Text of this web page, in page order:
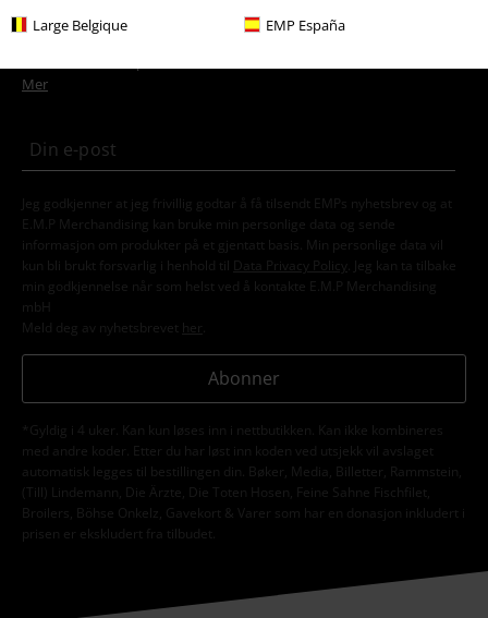
Large Belgique EMP España
Nyhetsbrev
Mer
Jeg godkjenner at jeg frivillig godtar å få tilsendt EMPs nyhetsbrev og at
E.M.P Merchandising kan bruke min personlige data og sende
informasjon om produkter på et gjentatt basis. Min personlige data vil
kun bli brukt forsvarlig i henhold til
Data Privacy Policy
. Jeg kan ta tilbake
min godkjennelse når som helst ved å kontakte E.M.P Merchandising
mbH
Meld deg av nyhetsbrevet her
Abonner
*Gyldig i 4 uker. Kan kun løses inn i nettbutikken. Kan ikke kombineres
med andre koder. Etter du har løst inn koden ved utsjekk vil avslaget
automatisk legges til bestillingen din. Bøker, Media, Billetter, Rammstein,
(Till) Lindemann, Die Ärzte, Die Toten Hosen, Feine Sahne Fischfilet,
Broilers, Böhse Onkelz, Gavekort & Varer som har en donasjon inkludert i
prisen er ekskludert fra tilbudet.